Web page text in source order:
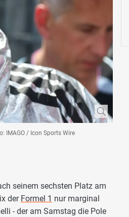
IMAGO / Icon Sports Wire
seinem sechsten Platz am
der Formel 1 nur marginal
- der am Samstag die Pole